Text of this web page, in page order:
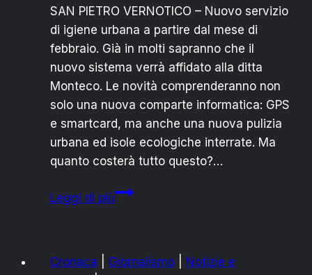
SAN PIETRO VERNOTICO – Nuovo servizio
di igiene urbana a partire dal mese di
febbraio. Già in molti sapranno che il
nuovo sistema verrà affidato alla ditta
Monteco. Le novità comprenderanno non
solo una nuova comparte informatica: GPS
e smartcard, ma anche una nuova pulizia
urbana ed isole ecologiche interrate. Ma
quanto costerà tutto questo?…
Leggi di piùSAN
IGIENE
Cronaca Giornalismo
Notizie e